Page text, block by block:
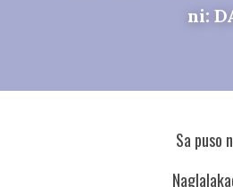
ni:
Sa puso